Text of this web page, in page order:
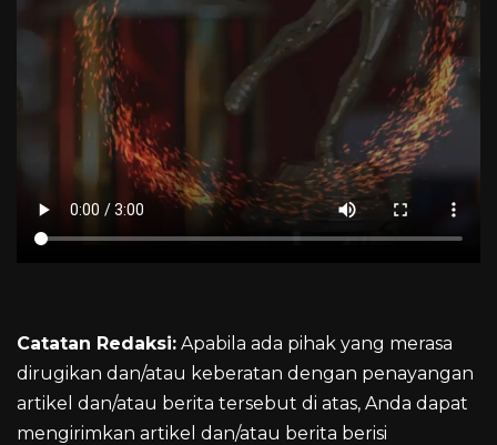
Catatan Redaksi: Apabila ada pihak yang merasa
dirugikan dan/atau keberatan dengan penayangan
artikel dan/atau berita tersebut di atas, Anda dapat
mengirimkan artikel dan/atau berita berisi